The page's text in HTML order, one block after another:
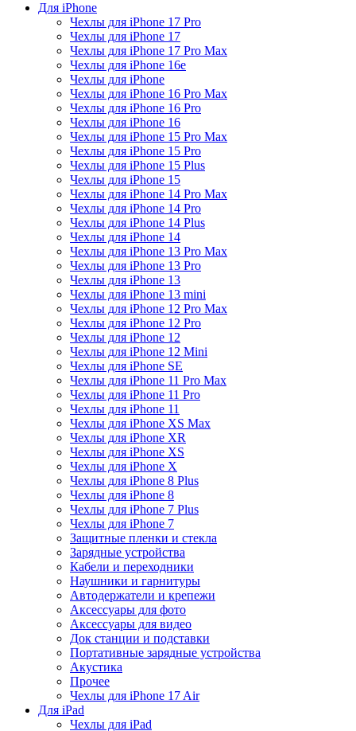
Для iPhone
Чехлы для iPhone 17 Pro
Чехлы для iPhone 17
Чехлы для iPhone 17 Pro Max
Чехлы для iPhone 16e
Чехлы для iPhone
Чехлы для iPhone 16 Pro Max
Чехлы для iPhone 16 Pro
Чехлы для iPhone 16
Чехлы для iPhone 15 Pro Max
Чехлы для iPhone 15 Pro
Чехлы для iPhone 15 Plus
Чехлы для iPhone 15
Чехлы для iPhone 14 Pro Max
Чехлы для iPhone 14 Pro
Чехлы для iPhone 14 Plus
Чехлы для iPhone 14
Чехлы для iPhone 13 Pro Max
Чехлы для iPhone 13 Pro
Чехлы для iPhone 13
Чехлы для iPhone 13 mini
Чехлы для iPhone 12 Pro Max
Чехлы для iPhone 12 Pro
Чехлы для iPhone 12
Чехлы для iPhone 12 Mini
Чехлы для iPhone SE
Чехлы для iPhone 11 Pro Max
Чехлы для iPhone 11 Pro
Чехлы для iPhone 11
Чехлы для iPhone XS Max
Чехлы для iPhone XR
Чехлы для iPhone XS
Чехлы для iPhone X
Чехлы для iPhone 8 Plus
Чехлы для iPhone 8
Чехлы для iPhone 7 Plus
Чехлы для iPhone 7
Защитные пленки и стекла
Зарядные устройства
Кабели и переходники
Наушники и гарнитуры
Автодержатели и крепежи
Аксессуары для фото
Аксессуары для видео
Док станции и подставки
Портативные зарядные устройства
Акустика
Прочее
Чехлы для iPhone 17 Air
Для iPad
Чехлы для iPad